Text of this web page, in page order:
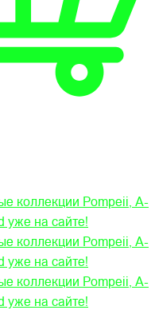
коллекции Pompeii, A-
уже на сайте!
коллекции Pompeii, A-
уже на сайте!
коллекции Pompeii, A-
уже на сайте!